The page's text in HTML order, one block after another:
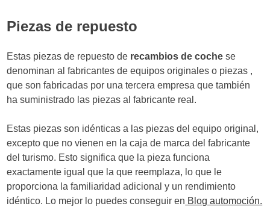
Piezas de repuesto
Estas piezas de repuesto de recambios de coche se
denominan al fabricantes de equipos originales o piezas ,
que son fabricadas por una tercera empresa que también
ha suministrado las piezas al fabricante real.
Estas piezas son idénticas a las piezas del equipo original,
excepto que no vienen en la caja de marca del fabricante
del turismo. Esto significa que la pieza funciona
exactamente igual que la que reemplaza, lo que le
proporciona la familiaridad adicional y un rendimiento
idéntico. Lo mejor lo puedes conseguir en Blog automoción.